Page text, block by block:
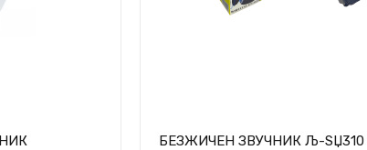
БЕЗЖИЧЕН ЗВУЧНИК Љ-ЅЏ310